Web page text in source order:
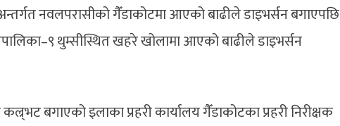
नवलपरासीको गैँडाकोटमा आएको बाढीले डाइभर्सन बगाएपछि
थुम्सीस्थित खहरे खोलामा आएको बाढीले डाइभर्सन
बगाएको इलाका प्रहरी कार्यालय गैँडाकोटका प्रहरी निरीक्षक